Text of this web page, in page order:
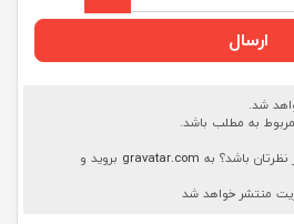
ارسال
شد.
به مطلب باشد.
باشد؟ به gravatar.com بروید و
منتشر خواهد شد